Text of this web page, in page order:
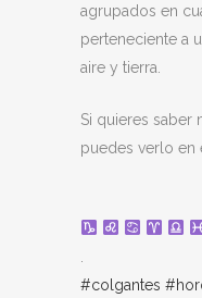
agrupados en
perteneciente a
aire y tierra.
Si quieres saber
puedes verlo en
#colgantes